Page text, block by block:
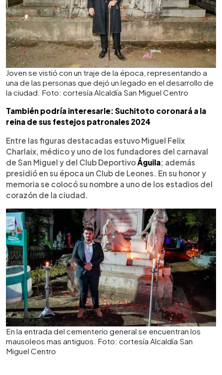
Joven se vistió con un traje de la época, representando a
una de las personas que dejó un legado en el desarrollo de
la ciudad. Foto: cortesía Alcaldía San Miguel Centro
También podría interesarle: Suchitoto coronará a la
reina de sus festejos patronales 2024
Entre las figuras destacadas estuvo Miguel Felix
Charlaix, médico y uno de los fundadores del carnaval
de San Miguel y del Club DeportivoÁguila; además
presidió en su época un Club de Leones. En su honor y
memoria se colocó su nombre a uno de los estadios del
corazón de la ciudad.
En la entrada del cementerio general se encuentran los
mausoleos mas antiguos. Foto: cortesía Alcaldía San
Miguel Centro